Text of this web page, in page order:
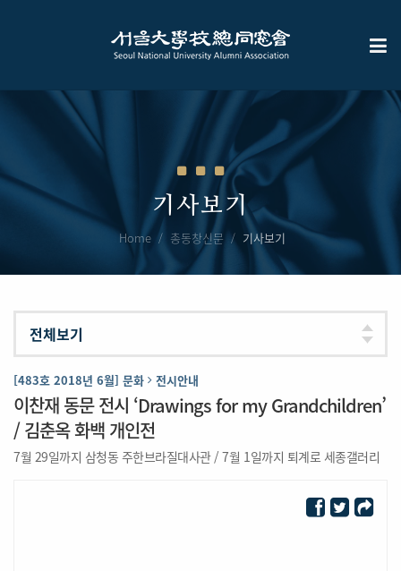
기사보기
Home 총동창신문 기사보기
[483호 2018년 6월] 문화 전시안내
이찬재 동문 전시 ‘Drawings for my Grandchildren’
/ 김춘옥 화백 개인전
7월 29일까지 삼청동 주한브라질대사관 / 7월 1일까지 퇴계로 세종갤러리